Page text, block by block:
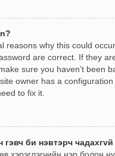
reasons why this could
are correct. If they
sure you haven’t been
owner has a configuration
to fix it.
гэвч би нэвтэрч
хэрэглэгчийн нэр болон